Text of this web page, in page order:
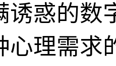
诱惑的数
心理需求